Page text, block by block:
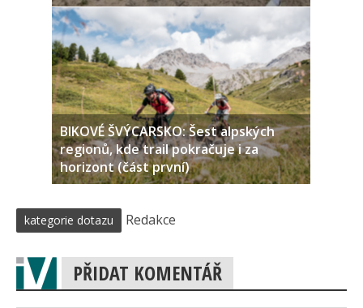
BIKOVÉ ŠVÝCARSKO: Šest alpských
regionů, kde trail pokračuje i za
horizont (část první)
kategorie dotazu Redakce
PŘIDAT KOMENTÁŘ